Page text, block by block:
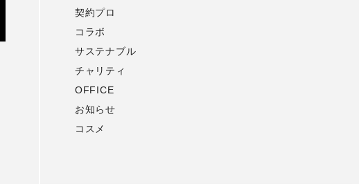
契約プロ
コラボ
サステナブル
チャリティ
OFFICE
お知らせ
コスメ